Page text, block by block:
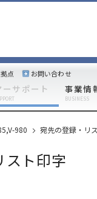
サポート 事業情
BUSINESS
点 お問い合わせ
980 宛先の登録・リ
スト印字